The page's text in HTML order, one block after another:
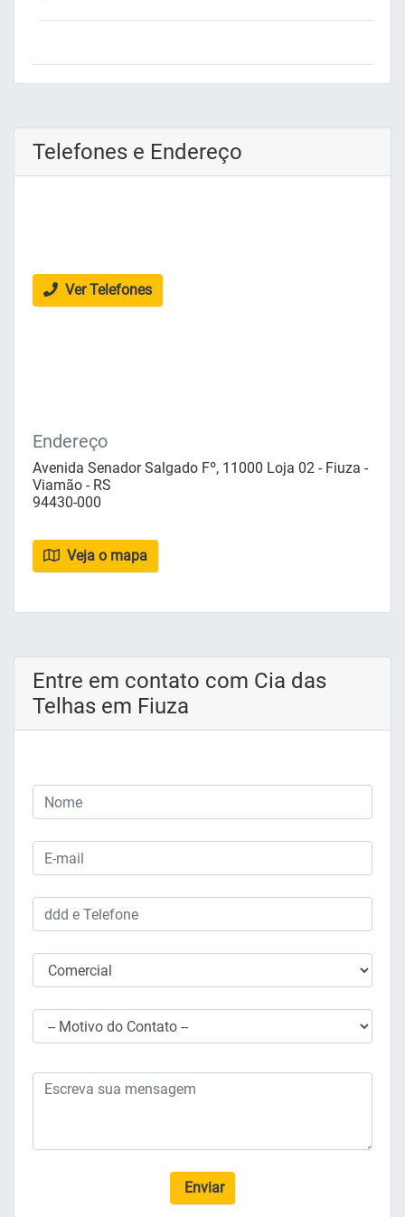
Telefones e Endereço
Ver Telefones
Endereço
Avenida Senador Salgado Fº, 11000 Loja 02 - Fiuza -
Viamão - RS
94430-000
Veja o mapa
Entre em contato com Cia das
Telhas em Fiuza
Enviar